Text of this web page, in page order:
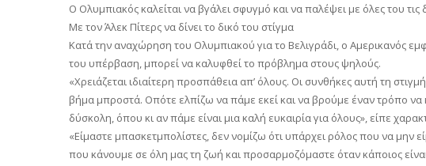
Ο Ολυμπιακός καλείται να βγάλει σφυγμό και να παλέψει με όλες του
Με τον Άλεκ Πίτερς να δίνει το δικό του στίγμα
Κατά την αναχώρηση του Ολυμπιακού για το Βελιγράδι, ο Αμερικανός
του υπέρβαση, μπορεί να καλυφθεί το πρόβλημα στους ψηλούς.
«Χρειάζεται ιδιαίτερη προσπάθεια απ’ όλους. Οι συνθήκες αυτή τη
βήμα μπροστά. Οπότε ελπίζω να πάμε εκεί και να βρούμε έναν τρόπο να
δύσκολη, όπου κι αν πάμε είναι μια καλή ευκαιρία για όλους», είπε
«Είμαστε μπασκετμπολίστες, δεν νομίζω ότι υπάρχει ρόλος που να μην
που κάνουμε σε όλη μας τη ζωή και προσαρμοζόμαστε όταν κάποιος